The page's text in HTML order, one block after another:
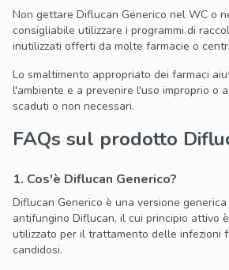
Non gettare Diflucan Generico nel WC o
consigliabile utilizzare i programmi di
inutilizzati offerti da molte farmacie o
Lo smaltimento appropriato dei farmaci
l'ambiente e a prevenire l'uso improprio o
scaduti o non necessari.
FAQs sul prodotto
1. Cos'è Diflucan Generico?
Diflucan Generico è una versione
antifungino Diflucan, il cui principio attivo
utilizzato per il trattamento delle infezioni
candidosi.